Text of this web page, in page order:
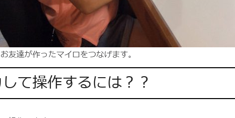
友達が作ったマイロをつなげます。
て操作するには？？